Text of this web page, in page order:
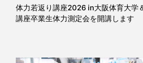
体力若返り講座2026 in大阪体育大学
講座卒業生体力測定会を開講します